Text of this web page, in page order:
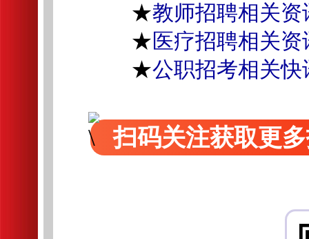
★教师招聘相关资
★医疗招聘相关资
★公职招考相关快
扫码关注获取更